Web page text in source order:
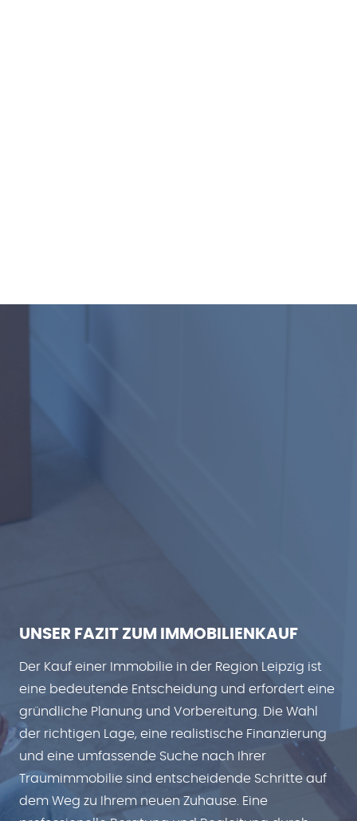
UNSER FAZIT ZUM IMMOBILIENKAUF
Der Kauf einer Immobilie in der Region Leipzig ist
eine bedeutende Entscheidung und erfordert eine
gründliche Planung und Vorbereitung. Die Wahl
der richtigen Lage, eine realistische Finanzierung
und eine umfassende Suche nach Ihrer
Traumimmobilie sind entscheidende Schritte auf
dem Weg zu Ihrem neuen Zuhause. Eine